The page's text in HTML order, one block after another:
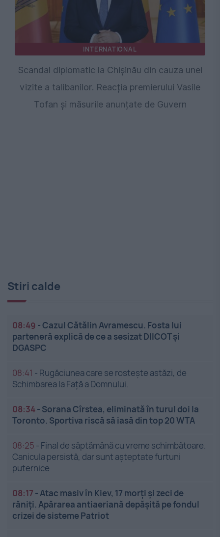
INTERNATIONAL
Scandal diplomatic la Chișinău din cauza unei
vizite a talibanilor. Reacția premierului Vasile
Tofan și măsurile anunțate de Guvern
Stiri calde
08:49 -Cazul Cătălin Avramescu. Fosta lui
parteneră explică de ce a sesizat DIICOT și
DGASPC
08:41 - Rugăciunea care se rostește astăzi, de
Schimbarea la Față a Domnului.
08:34- Sorana Cîrstea, eliminată în turul doi la
Toronto. Sportiva riscă să iasă din top 20 WTA
08:25 - Final de săptămână cu vreme schimbătoare.
Canicula persistă, dar sunt așteptate furtuni
puternice
08:17 -Atac masiv în Kiev, 17 morți și zeci de
răniți. Apărarea antiaeriană depășită pe fondul
crizei de sisteme Patriot